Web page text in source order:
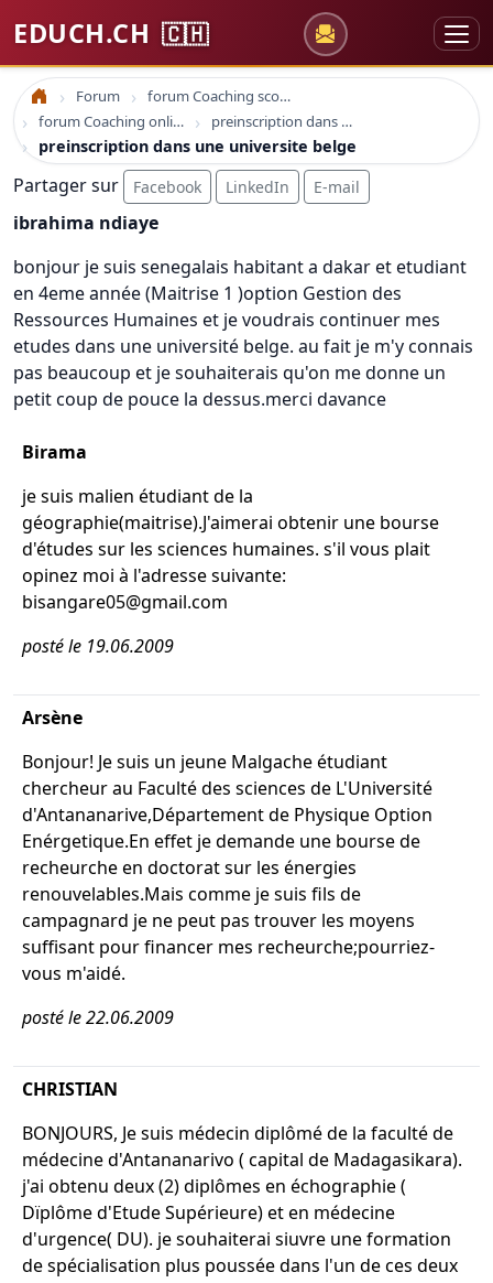
EDUCH.CH 🇨🇭
Accueil Forum
forum Coaching scolaire
forum Coaching online formation professionelle emploi education
preinscription dans une universite belge
preinscription dans une universite belge
Partager sur Facebook LinkedIn E-mail
ibrahima ndiaye
bonjour je suis senegalais habitant a dakar et etudiant
en 4eme année (Maitrise 1 )option Gestion des
Ressources Humaines et je voudrais continuer mes
etudes dans une université belge. au fait je m'y connais
pas beaucoup et je souhaiterais qu'on me donne un
petit coup de pouce la dessus.merci davance
Birama
je suis malien étudiant de la
géographie(maitrise).J'aimerai obtenir une bourse
d'études sur les sciences humaines. s'il vous plait
opinez moi à l'adresse suivante:
bisangare05@gmail.com
posté le 19.06.2009
Arsène
Bonjour! Je suis un jeune Malgache étudiant
chercheur au Faculté des sciences de L'Université
d'Antananarive,Département de Physique Option
Enérgetique.En effet je demande une bourse de
recheurche en doctorat sur les énergies
renouvelables.Mais comme je suis fils de
campagnard je ne peut pas trouver les moyens
suffisant pour financer mes recheurche;pourriez-
vous m'aidé.
posté le 22.06.2009
CHRISTIAN
BONJOURS, Je suis médecin diplômé de la faculté de
médecine d'Antananarivo ( capital de Madagasikara).
j'ai obtenu deux (2) diplômes en échographie (
Dïplôme d'Etude Supérieure) et en médecine
d'urgence( DU). je souhaiterai siuvre une formation
de spécialisation plus poussée dans l'un de ces deux